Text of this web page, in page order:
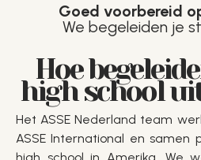
Goed voorbereid
We begeleiden je
Hoe
high school
Het ASSE Nederland team
ASSE International en samen
high school in Amerika. We